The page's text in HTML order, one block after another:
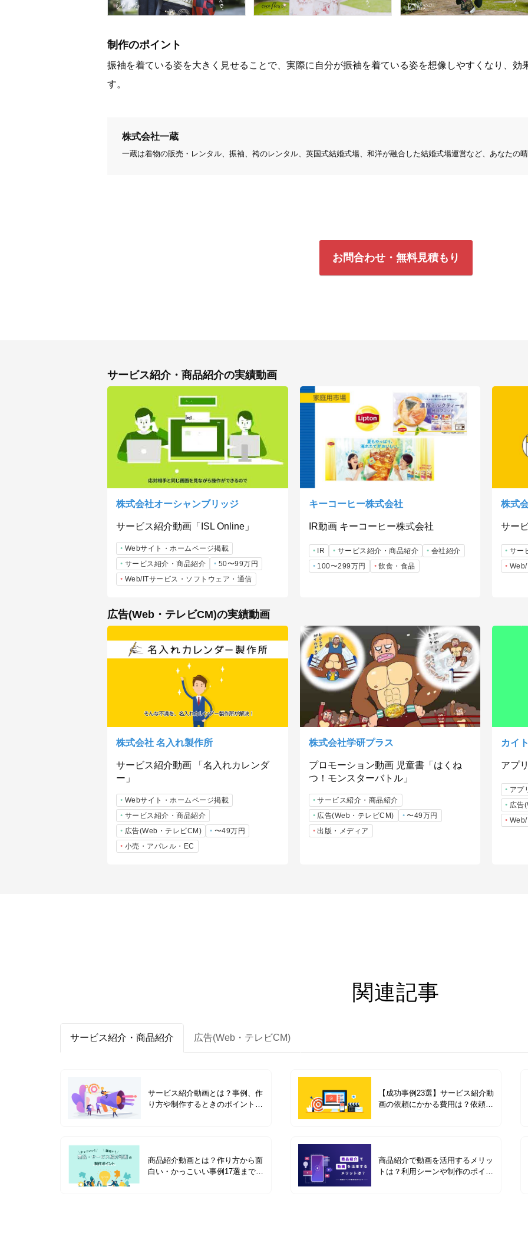
制作のポイント
振袖を着ている姿を大きく見せることで、実際に自分が振袖を着ている姿を想像しやすくなり、効
す。
株式会社一蔵
一蔵は着物の販売・レンタル、振袖、袴のレンタル、英国式結婚式場、和洋が融合した結婚式場運営など、あなたの
お問合わせ・無料見積もり
サービス紹介・商品紹介の実績動画
株式会社オーシャンブリッジ
サービス紹介動画「ISL Online」
Webサイト・ホームページ掲載
サービス紹介・商品紹介
50〜99万円
Web/ITサービス・ソフトウェア・通信
キーコーヒー株式会社
IR動画 キーコーヒー株式会社
IR サービス紹介・商品紹介
会社紹介
100〜299万円
飲食・食品
株式
サー
サー
広告(Web・テレビCM)の実績動画
株式会社 名入れ製作所
サービス紹介動画 「名入れカレンダ
ー」
Webサイト・ホームページ掲載
サービス紹介・商品紹介
広告(Web・テレビCM)
〜49万円
小売・アパレル・EC
株式会社学研プラス
プロモーション動画 児童書「はくね
つ！モンスターバトル」
サービス紹介・商品紹介
広告(Web・テレビCM)
〜49万円
出版・メディア
カイ
アプ
アプ
広告
関連記事
サービス紹介・商品紹介 広告(Web・テレビCM)
サービス紹介動画とは？事例、作
り方や制作するときのポイントを
【成功事例23選】サービス紹介動
画の依頼にかかる費用は？依頼前
商品紹介動画とは？作り方から面
白い・かっこいい事例17選まで紹
商品紹介で動画を活用するメリッ
トは？利用シーンや制作のポイン